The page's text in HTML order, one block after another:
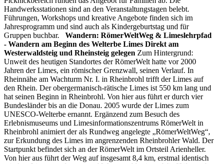
Handwerksstationen sind an den Veranstaltungstagen belebt.
Führungen, Workshops und kreative Angebote finden sich im
Jahresprogramm und sind auch als Kindergeburtstag und für
Gruppen buchbar. Wandern: RömerWeltWeg & Limeslehrpfad
- Wandern am Beginn des Welterbe Limes Direkt am
Westerwaldsteig und Rheinsteig gelegen Zum Hintergrund:
Unweit des heutigen Standortes der RömerWelt hatte vor 2000
Jahren der Limes, ein römischer Grenzwall, seinen Verlauf. In
Rheinnähe am Wachturm Nr. I. in Rheinbrohl trifft der Limes auf
den Rhein. Der obergermanisch-rätische Limes ist 550 km lang und
hat seinen Beginn in Rheinbrohl. Von hier aus führt er durch vier
Bundesländer bis an die Donau. 2005 wurde der Limes zum
UNESCO-Welterbe ernannt. Ergänzend zum Besuch des
Erlebnismuseums und Limesinformationszentrums RömerWelt in
Rheinbrohl animiert der als Rundweg angelegte „RömerWeltWeg“,
zur Erkundung des Limes im angrenzenden Rheinbrohler Wald. Der
Startpunkt befindet sich an der RömerWelt im Ortsteil Arienheller.
Von hier aus führt der Weg auf insgesamt 8,4 km, erstmal identisch